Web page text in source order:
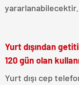
yararlanabilecektir.
Yurt dışından
120 gün olan
Yurt dışı cep